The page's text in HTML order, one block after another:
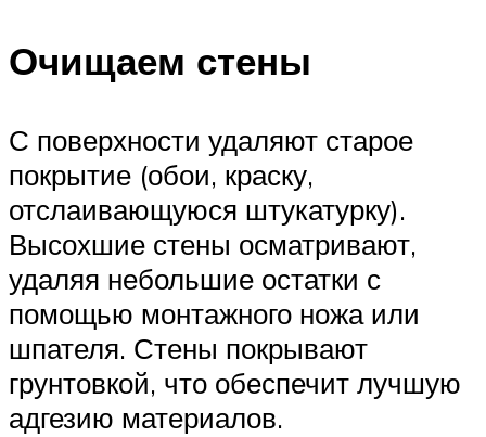
Очищаем стены
С поверхности удаляют старое
покрытие (обои, краску,
отслаивающуюся штукатурку).
Высохшие стены осматривают,
удаляя небольшие остатки с
помощью монтажного ножа или
шпателя. Стены покрывают
грунтовкой, что обеспечит лучшую
адгезию материалов.